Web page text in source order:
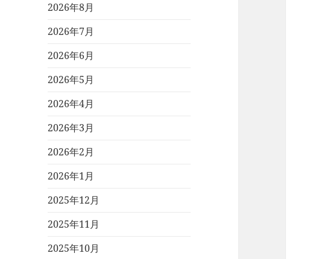
2026年8月
2026年7月
2026年6月
2026年5月
2026年4月
2026年3月
2026年2月
2026年1月
2025年12月
2025年11月
2025年10月